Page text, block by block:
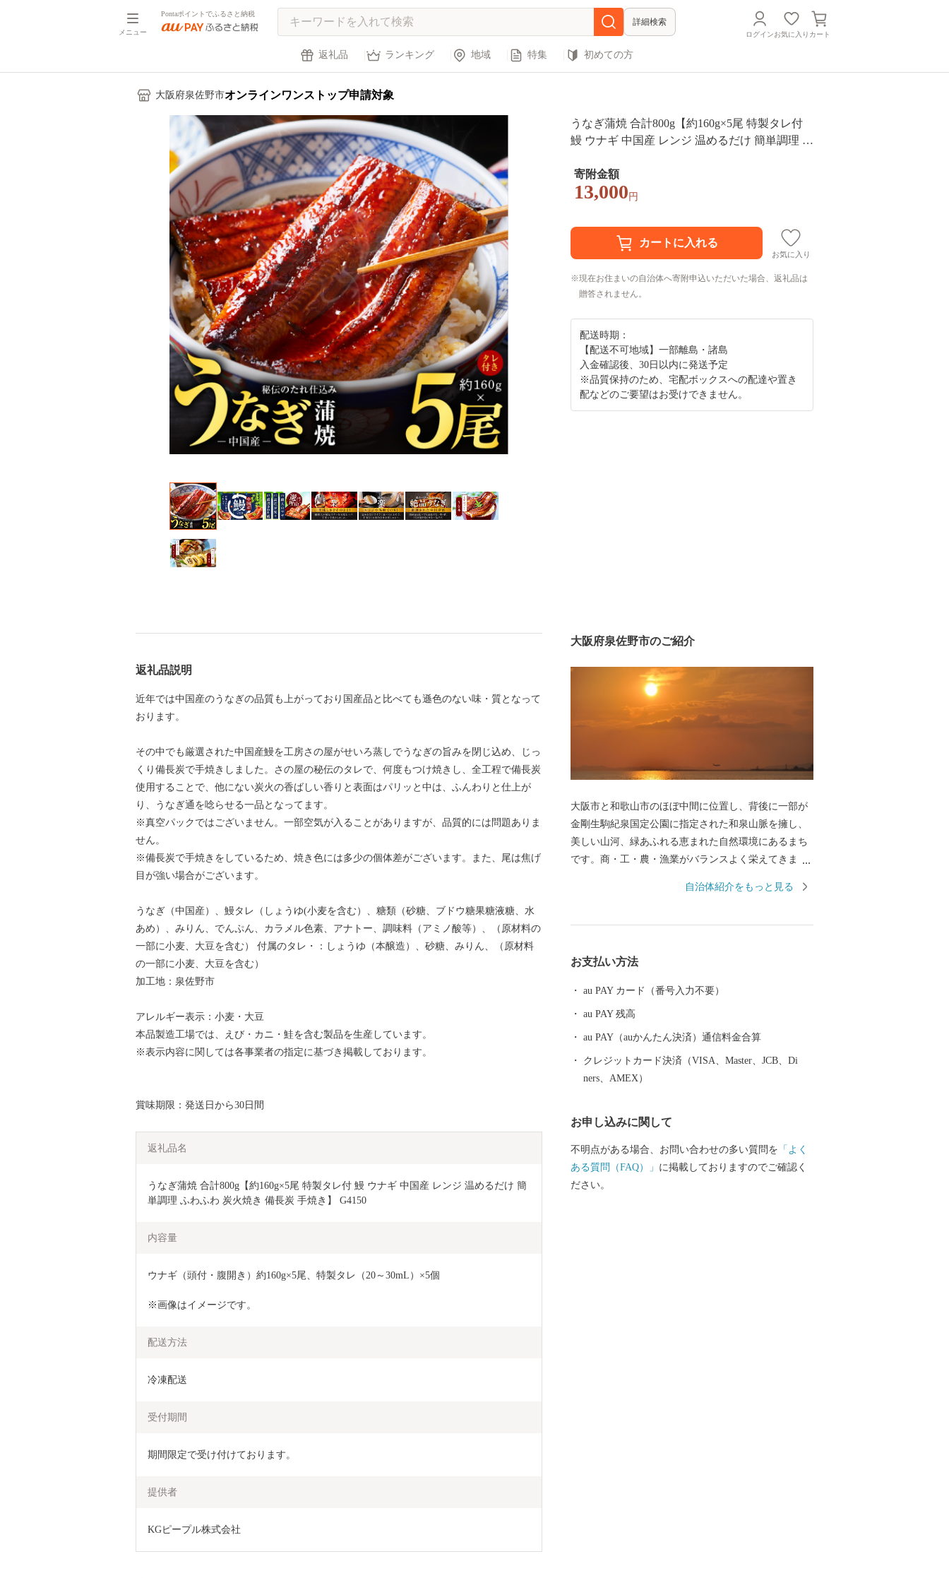
メニュー
Pontaポイントでふるさと納税
詳細検索
ログインお気に入り カート
返礼品 ランキング 地域 特集 初めての方
大阪府泉佐野市オンラインワンストップ申請対象
うなぎ蒲焼 合計800g【約160g×5尾 特製タレ付
鰻 ウナギ 中国産 レンジ 温めるだけ 簡単調理 ふ
寄附金額
13,000 円
お気に入り
現在お住まいの自治体へ寄附申込いただいた場合、返礼品は
贈答されません。
配送時期：
【配送不可地域】一部離島・諸島
入金確認後、30日以内に発送予定
※品質保持のため、宅配ボックスへの配達や置き
配などのご要望はお受けできません。
返礼品説明
近年では中国産のうなぎの品質も上がっており国産品と比べても遜色のない味・質となって
おります。
その中でも厳選された中国産鰻を工房さの屋がせいろ蒸しでうなぎの旨みを閉じ込め、じっ
くり備長炭で手焼きしました。さの屋の秘伝のタレで、何度もつけ焼きし、全工程で備長炭
使用することで、他にない炭火の香ばしい香りと表面はパリッと中は、ふんわりと仕上が
り、うなぎ通を唸らせる一品となってます。
※真空パックではございません。一部空気が入ることがありますが、品質的には問題ありま
せん。
※備長炭で手焼きをしているため、焼き色には多少の個体差がございます。また、尾は焦げ
目が強い場合がございます。
うなぎ（中国産）、鰻タレ（しょうゆ(小麦を含む）、糖類（砂糖、ブドウ糖果糖液糖、水
あめ）、みりん、でんぷん、カラメル色素、アナトー、調味料（アミノ酸等）、（原材料の
一部に小麦、大豆を含む） 付属のタレ・：しょうゆ（本醸造）、砂糖、みりん、（原材料
の一部に小麦、大豆を含む）
加工地：泉佐野市
アレルギー表示：小麦・大豆
本品製造工場では、えび・カニ・鮭を含む製品を生産しています。
※表示内容に関しては各事業者の指定に基づき掲載しております。
賞味期限：発送日から30日間
返礼品名
うなぎ蒲焼 合計800g【約160g×5尾 特製タレ付 鰻 ウナギ 中国産 レンジ 温めるだけ 簡
単調理 ふわふわ 炭火焼き 備長炭 手焼き】 G4150
内容量
ウナギ（頭付・腹開き）約160g×5尾、特製タレ（20～30mL）×5個
※画像はイメージです。
配送方法
冷凍配送
受付期間
期間限定で受け付けております。
提供者
KGピープル株式会社
大阪府泉佐野市のご紹介
大阪市と和歌山市のほぼ中間に位置し、背後に一部が
金剛生駒紀泉国定公園に指定された和泉山脈を擁し、
美しい山河、緑あふれる恵まれた自然環境にあるまち
です。商・工・農・漁業がバランスよく栄えてきまし
もに、商業・サービス業が盛んになっています。 名前
よばれるようになったといわれています。 昭和23年4
村、上之郷村、大土村の5カ村が合併し、現在の市域が
形成されています。 平成6年9月に開港した関空による
インパクトを最大限に活用し、世界と日本を結ぶ玄関
自治体紹介をもっと見る
お支払い方法
au PAY カード（番号入力不要）
au PAY 残高
au PAY（auかんたん決済）通信料金合算
クレジットカード決済（VISA、Master、JCB、Di
ners、AMEX）
お申し込みに関して
不明点がある場合、お問い合わせの多い質問を 「よく
ある質問（FAQ）」 に掲載しておりますのでご確認く
ださい。